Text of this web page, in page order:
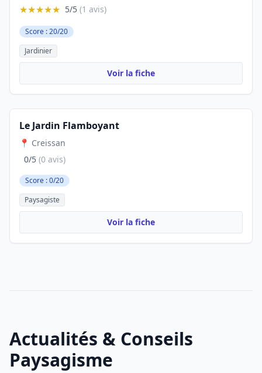
★★★★★ 5/5 (1 avis)
Score : 20/20
Jardinier
Voir la fiche
Le Jardin Flamboyant
📍 Creissan
0/5 (0 avis)
Score : 0/20
Paysagiste
Voir la fiche
Actualités & Conseils
Paysagisme